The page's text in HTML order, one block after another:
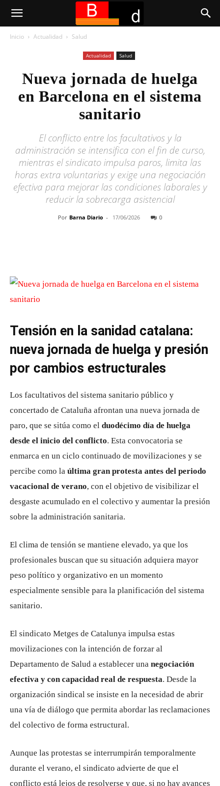
Inicio Actualidad Salud
Actualidad Salud
Nueva jornada de huelga
en Barcelona en el sistema
sanitario
El conflicto entre los facultativos y la
administración se intensifica con el fin de curso,
mientras el sindicato impulsa paros, limita las
horas extra voluntarias y exige una negociación
efectiva para mejorar las condiciones laborales y
reducir la sobrecarga asistencial
Por Barna Diario - 17/06/2026 0
Tensión en la sanidad catalana:
nueva jornada de huelga y presión
por cambios estructurales
Los facultativos del sistema sanitario público y
concertado de Cataluña afrontan una nueva jornada de
paro, que se sitúa como el duodécimo día de huelga
desde el inicio del conflicto. Esta convocatoria se
enmarca en un ciclo continuado de movilizaciones y se
percibe como la última gran protesta antes del periodo
vacacional de verano, con el objetivo de visibilizar el
desgaste acumulado en el colectivo y aumentar la presión
sobre la administración sanitaria.
El clima de tensión se mantiene elevado, ya que los
profesionales buscan que su situación adquiera mayor
peso político y organizativo en un momento
especialmente sensible para la planificación del sistema
sanitario.
El sindicato Metges de Catalunya impulsa estas
movilizaciones con la intención de forzar al
Departamento de Salud a establecer una negociación
efectiva y con capacidad real de respuesta. Desde la
organización sindical se insiste en la necesidad de abrir
una vía de diálogo que permita abordar las reclamaciones
del colectivo de forma estructural.
Aunque las protestas se interrumpirán temporalmente
durante el verano, el sindicato advierte de que el
conflicto está lejos de resolverse y que, si no hay avances